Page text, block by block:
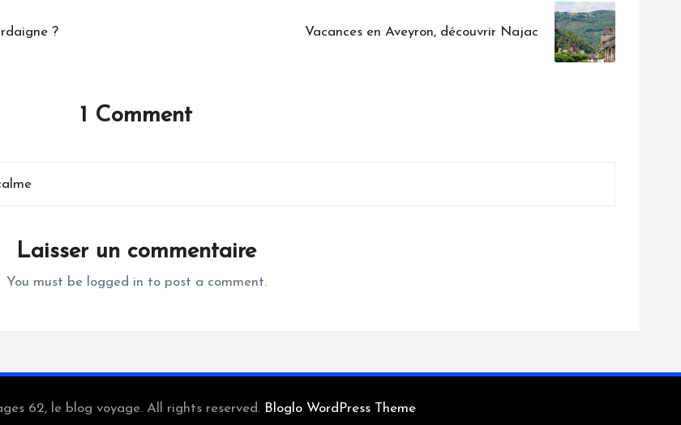
? Vacances en Aveyron, découvrir Najac
1 Comment
Laisser un commentaire
You must be logged in to post a comment.
62, le blog voyage. All rights reserved. Bloglo WordPress Theme